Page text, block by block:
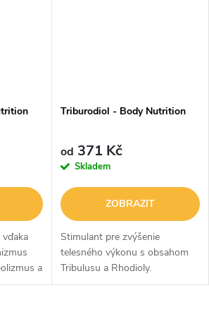
a
Triburodiol - Body Nutrition
od 371 Kč
Skladem
ZOBRAZIT
Stimulant pre zvýšenie
telesného výkonu s obsahom
Tribulusu a Rhodioly.